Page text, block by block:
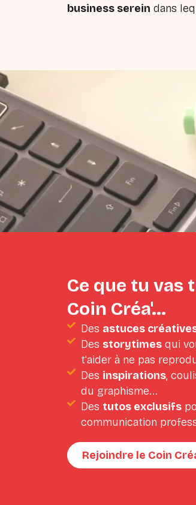
business serein dans
Ce que tu vas
Coin Créa'...
Des astuces
Des storytimesqui
t'aider à ne pas
Des inspirations,
du graphisme...
Des tutos exclusifs
communication
Rejoindre le Coin